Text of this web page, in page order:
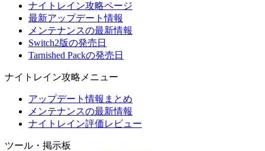
ナイトレイン攻略ページ
最新アップデート情報
メンテナンスの最新情報
Switch2版の発売日
Tarnished Packの発売日
ナイトレイン攻略メニュー
アップデート情報まとめ
メンテナンスの最新情報
ナイトレイン評価レビュー
ツール・掲示板